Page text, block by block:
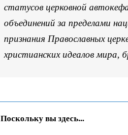
статусов церковной
объединений за пределами
признания Православных
христианских идеалов мира,
Поскольку вы здесь...